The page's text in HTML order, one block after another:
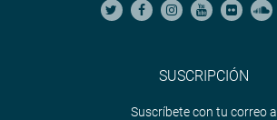
SUSCRIPCIÓN
Suscríbete con tu correo a